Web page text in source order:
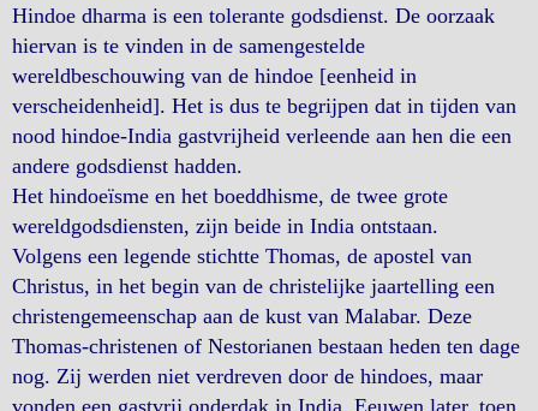
Hindoe dharma is een tolerante godsdienst. De oorzaak
hiervan is te vinden in de samengestelde
wereldbeschouwing van de hindoe [eenheid in
verscheidenheid]. Het is dus te begrijpen dat in tijden van
nood hindoe-India gastvrijheid verleende aan hen die een
andere godsdienst hadden.
Het hindoeïsme en het boeddhisme, de twee grote
wereldgodsdiensten, zijn beide in India ontstaan.
Volgens een legende stichtte Thomas, de apostel van
Christus, in het begin van de christelijke jaartelling een
christengemeenschap aan de kust van Malabar. Deze
Thomas-christenen of Nestorianen bestaan heden ten dage
nog. Zij werden niet verdreven door de hindoes, maar